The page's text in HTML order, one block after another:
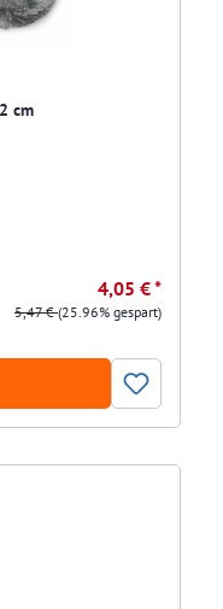
cm
4,05 € *
5,47 €(25.96% gespart)